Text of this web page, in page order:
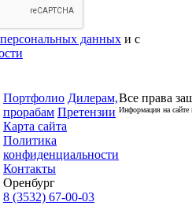
данных и с
Портфолио Дилерам,
прорабам Претензии
Карта сайта
Политика
конфиденциальности
Контакты
Оренбург
8 (3532) 67-00-03
Все права
Информация на сайте